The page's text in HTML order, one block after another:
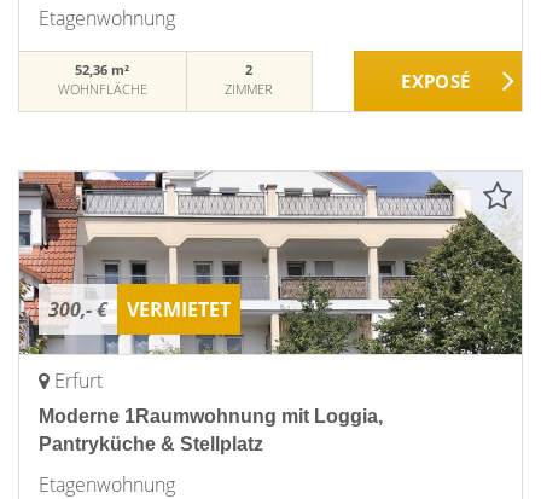
Etagenwohnung
52,36 m²
WOHNFLÄCHE
2
ZIMMER
300,- € VERMIETET
Erfurt
Moderne 1Raumwohnung mit Loggia,
Pantryküche & Stellplatz
Etagenwohnung